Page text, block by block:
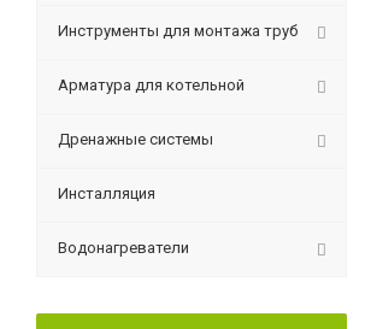
Инструменты для монтажа труб
Арматура для котельной
Дренажные системы
Инсталляция
Водонагреватели